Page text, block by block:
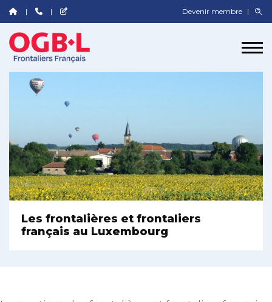
Devenir membre
Les frontalières et frontaliers
français au Luxembourg